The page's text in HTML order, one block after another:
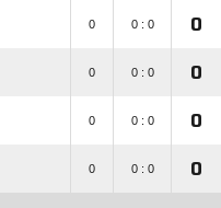
0 0 : 0 0
0 0 : 0 0
0 0 : 0 0
0 0 : 0 0